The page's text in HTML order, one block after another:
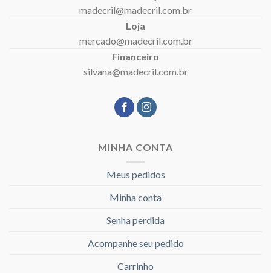
madecril@madecril.com.br
Loja
mercado@madecril.com.br
Financeiro
silvana@madecril.com.br
MINHA CONTA
Meus pedidos
Minha conta
Senha perdida
Acompanhe seu pedido
Carrinho